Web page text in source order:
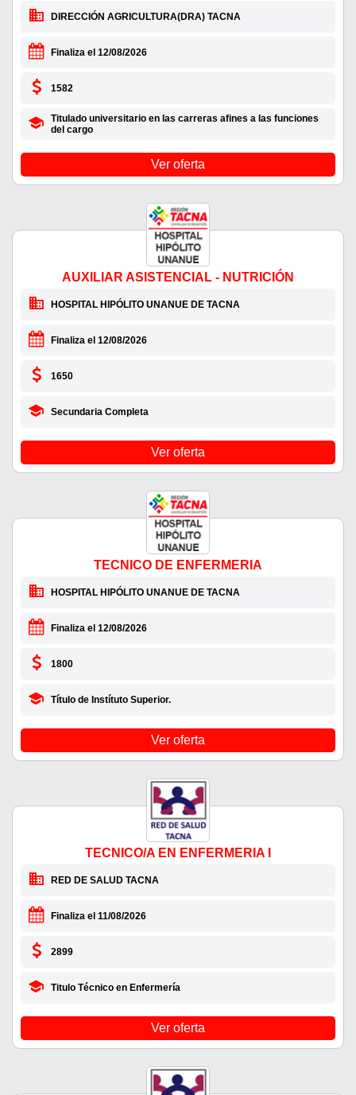
DIRECCIÓN AGRICULTURA(DRA) TACNA
Finaliza el 12/08/2026
1582
Titulado universitario en las carreras afines a las funciones
del cargo
Ver oferta
AUXILIAR ASISTENCIAL - NUTRICIÓN
HOSPITAL HIPÓLITO UNANUE DE TACNA
Finaliza el 12/08/2026
1650
Secundaria Completa
Ver oferta
TECNICO DE ENFERMERIA
HOSPITAL HIPÓLITO UNANUE DE TACNA
Finaliza el 12/08/2026
1800
Título de Instítuto Superior.
Ver oferta
TECNICO/A EN ENFERMERIA I
RED DE SALUD TACNA
Finaliza el 11/08/2026
2899
Titulo Técnico en Enfermería
Ver oferta